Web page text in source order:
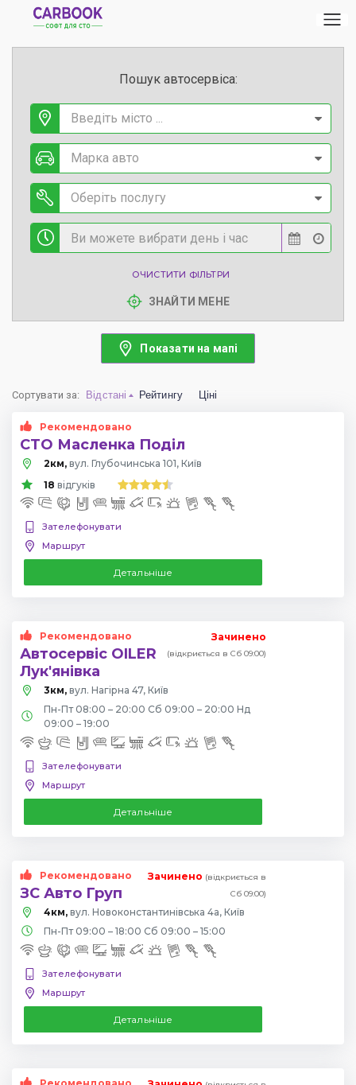
Пошук автосервіса:
Введіть місто ...
Марка авто
Оберіть послугу
ОЧИСТИТИ ФІЛЬТРИ
ЗНАЙТИ МЕНЕ
Показати на мапі
Сортувати за: Відстані Рейтингу Ціні
Рекомендовано
СТО Масленка Поділ
2км, вул. Глубочинська 101, Київ
18 відгуків
Зателефонувати
Маршрут
Детальніше
Рекомендовано
Автосервіс OILER
Лук'янівка
Зачинено
(відкриється в Сб 09:00)
3км, вул. Нагірна 47, Київ
Пн-Пт 08:00 – 20:00 Сб 09:00 – 20:00 Нд
09:00 – 19:00
Зателефонувати
Маршрут
Детальніше
Рекомендовано
ЗС Авто Груп
Зачинено (відкриється в
Сб 09:00)
4км, вул. Новоконстантинівська 4а, Київ
Пн-Пт 09:00 – 18:00 Сб 09:00 – 15:00
Зателефонувати
Маршрут
Детальніше
Рекомендовано